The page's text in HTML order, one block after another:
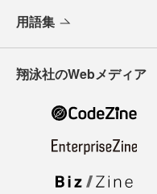
用語集
翔泳社のWebメディア